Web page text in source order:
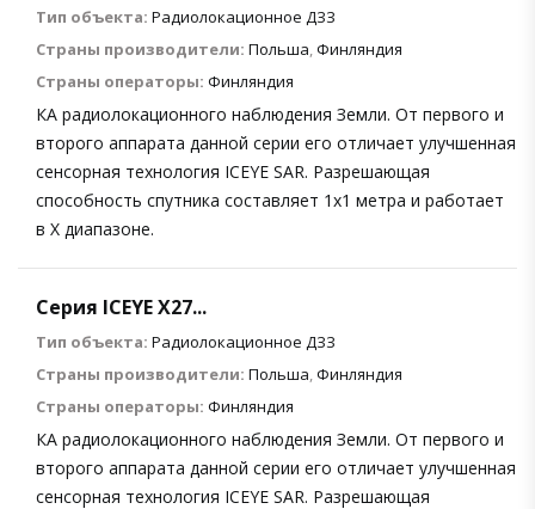
Тип объекта: Радиолокационное ДЗЗ
Страны производители: Польша,Финляндия
Страны операторы: Финляндия
КА радиолокационного наблюдения Земли. От первого и
второго аппарата данной серии его отличает улучшенная
сенсорная технология ICEYE SAR. Разрешающая
способность спутника составляет 1х1 метра и работает
в X диапазоне.
Серия ICEYE X27...
Тип объекта: Радиолокационное ДЗЗ
Страны производители: Польша,Финляндия
Страны операторы: Финляндия
КА радиолокационного наблюдения Земли. От первого и
второго аппарата данной серии его отличает улучшенная
сенсорная технология ICEYE SAR. Разрешающая